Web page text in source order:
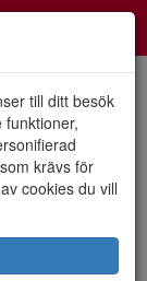
till ditt besök
krävs för
cookies du vill